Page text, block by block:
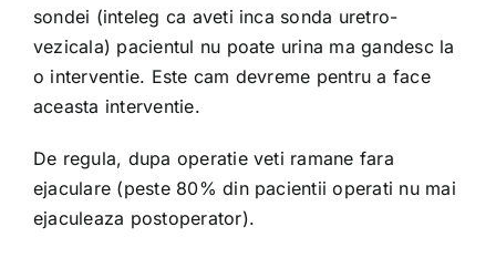
sondei (inteleg ca aveti inca sonda uretro-
vezicala) pacientul nu poate urina ma gandesc la
o interventie. Este cam devreme pentru a face
aceasta interventie.
De regula, dupa operatie veti ramane fara
ejaculare (peste 80% din pacientii operati nu mai
ejaculeaza postoperator).